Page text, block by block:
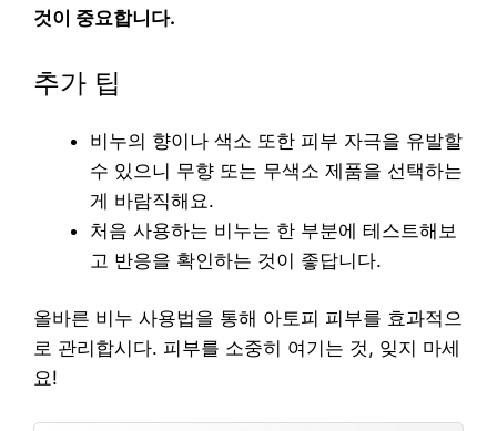
것이 중요합니다.
추가 팁
비누의 향이나 색소 또한 피부 자극을 유발할
수 있으니 무향 또는 무색소 제품을 선택하는
게 바람직해요.
처음 사용하는 비누는 한 부분에 테스트해보
고 반응을 확인하는 것이 좋답니다.
올바른 비누 사용법을 통해 아토피 피부를 효과적으
로 관리합시다. 피부를 소중히 여기는 것, 잊지 마세
요!